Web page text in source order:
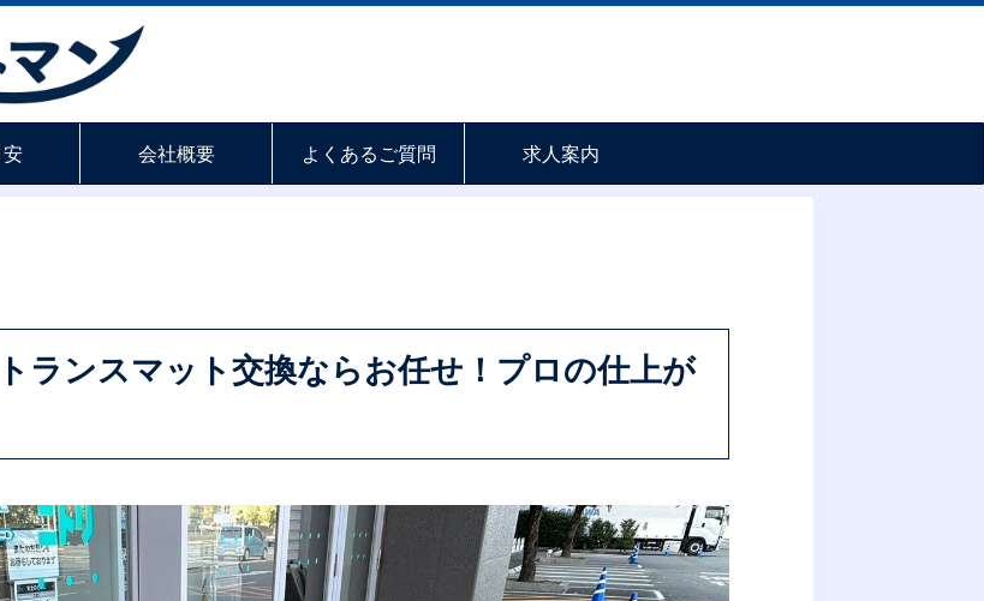
会社概要 よくあるご質問 求人案内
ランスマット交換ならお任せ！プロの仕上が